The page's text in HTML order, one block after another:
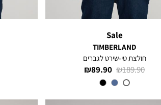
Sale
TIMBERLAND
חולצת טי-שירט לגברים
מחיר
מוצר
89.90 ₪
מחיר
189.90 ₪
צבע
White